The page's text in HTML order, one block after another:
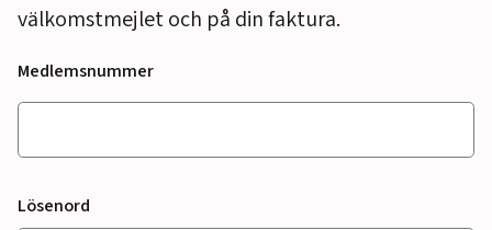
välkomstmejlet och på din faktura.
Medlemsnummer
Lösenord